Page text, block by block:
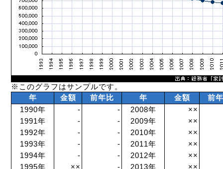
※このグラフはサンプルです。
年
金額 前年比 年 金額
前
1990年
- - 2008年
××
1991年
- - 2009年
××
1992年
- - 2010年
××
1993年
- - 2011年
××
1994年
- - 2012年
××
1995年
×× - 2013年
××